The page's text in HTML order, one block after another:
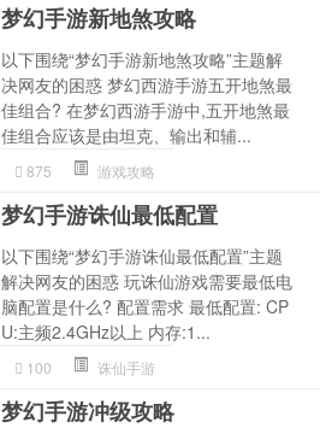
梦幻手游新地煞攻略
以下围绕“梦幻手游新地煞攻略”主题解
决网友的困惑 梦幻西游手游五开地煞最
佳组合? 在梦幻西游手游中,五开地煞最
佳组合应该是由坦克、输出和辅...
875 游戏攻略
梦幻手游诛仙最低配置
以下围绕“梦幻手游诛仙最低配置”主题
解决网友的困惑 玩诛仙游戏需要最低电
脑配置是什么? 配置需求 最低配置: CP
U:主频2.4GHz以上 内存:1...
100 诛仙手游
梦幻手游冲级攻略